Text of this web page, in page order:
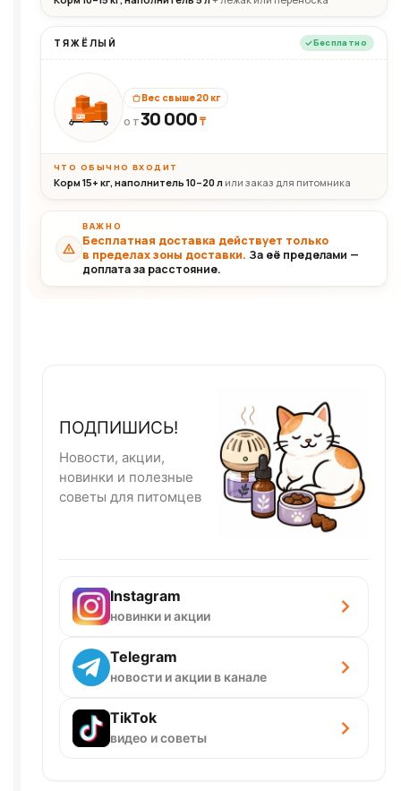
ТЯЖЁЛЫЙ Бесплатно
30+кг
Вес свыше 20 кг
ОТ30 000₸
ЧТО ОБЫЧНО ВХОДИТ
Корм 15+ кг, наполнитель 10–20 л или заказ для питомника
ВАЖНО
Бесплатная доставка действует только
в пределах зоны доставки. За её пределами —
доплата за расстояние.
ПОДПИШИСЬ!
Новости, акции,
новинки и полезные
советы для питомцев
Instagram
новинки и акции
Telegram
новости и акции в канале
TikTok
видео и советы